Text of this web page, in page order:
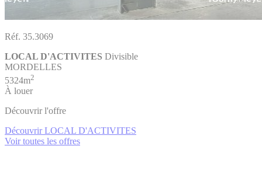
Réf. 35.3069
LOCAL D'ACTIVITES Divisible
MORDELLES
5324m2
À louer
Découvrir l'offre
Découvrir LOCAL D'ACTIVITES
Voir toutes les offres